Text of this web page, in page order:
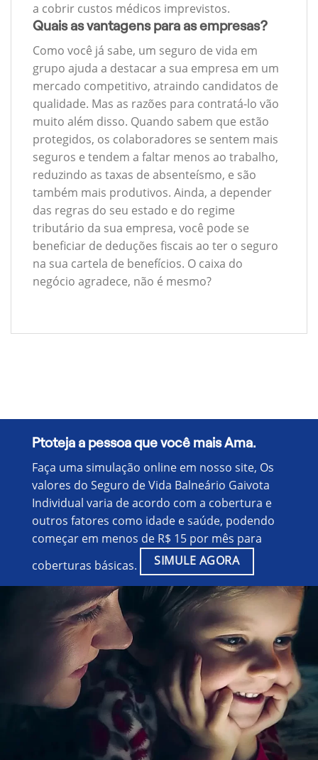
a cobrir custos médicos imprevistos.
Quais as vantagens para as empresas?
Como você já sabe, um seguro de vida em
grupo ajuda a destacar a sua empresa em um
mercado competitivo, atraindo candidatos de
qualidade. Mas as razões para contratá-lo vão
muito além disso. Quando sabem que estão
protegidos, os colaboradores se sentem mais
seguros e tendem a faltar menos ao trabalho,
reduzindo as taxas de absenteísmo, e são
também mais produtivos. Ainda, a depender
das regras do seu estado e do regime
tributário da sua empresa, você pode se
beneficiar de deduções fiscais ao ter o seguro
na sua cartela de benefícios. O caixa do
negócio agradece, não é mesmo?
Ptoteja a pessoa que você mais Ama.
Faça uma simulação online em nosso site, Os
valores do Seguro de Vida Balneário Gaivota
Individual varia de acordo com a cobertura e
outros fatores como idade e saúde, podendo
começar em menos de R$ 15 por mês para
coberturas básicas.
SIMULE AGORA